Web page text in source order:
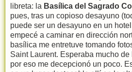
libreta: la Basílica del Sagrado
pues, tras un copioso desayuno
puede ser un desayuno en un
empecé a caminar en dirección
basílica me entretuve tomando
Saint Laurent. Esperaba mucho
por eso me decepcionó un poco.